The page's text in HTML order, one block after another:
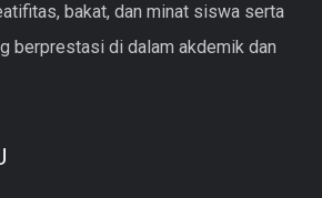
bakat, dan minat siswa serta
berprestasi di dalam akdemik dan